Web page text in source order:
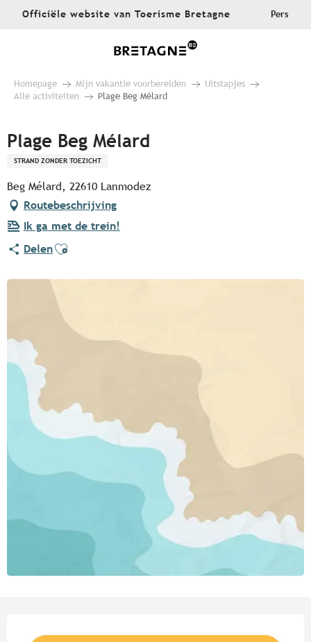
AllerOfficiële website van Toerisme Bretagne Pers
Homepage Mijn vakantie voorbereiden
Uitstapjes
Alle activiteiten
Plage Beg Mélard
Plage Beg Mélard
STRAND ZONDER TOEZICHT
Beg Mélard, 22610 Lanmodez
Routebeschrijving
Ik ga met de trein!
DelenAjouter aux favoris